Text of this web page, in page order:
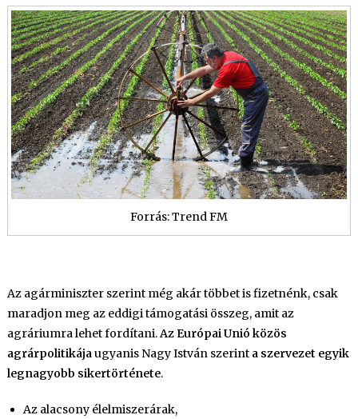
Forrás: Trend FM
Az agárminiszter szerint még akár többet is fizetnénk, csak
maradjon meg az eddigi támogatási összeg, amit az
agráriumra lehet fordítani.Az Európai Unió közös
agrárpolitikájaugyanis Nagy István szerint a szervezet egyik
legnagyobb sikertörténete.
Az alacsony élelmiszerárak,